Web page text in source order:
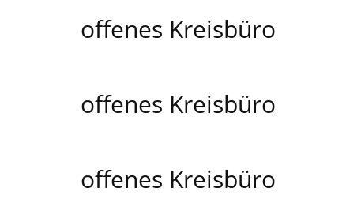
offenes Kreisbüro
offenes Kreisbüro
offenes Kreisbüro